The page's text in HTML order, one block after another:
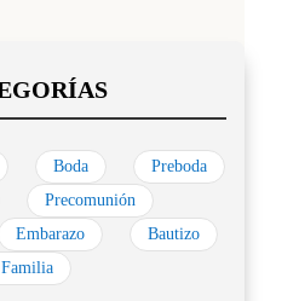
Boda
Preboda
Precomunión
Embarazo
Bautizo
Familia